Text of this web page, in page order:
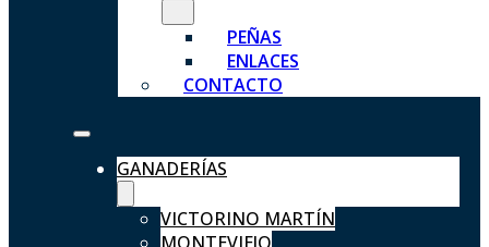
PEÑAS
ENLACES
CONTACTO
GANADERÍAS
VICTORINO MARTÍN